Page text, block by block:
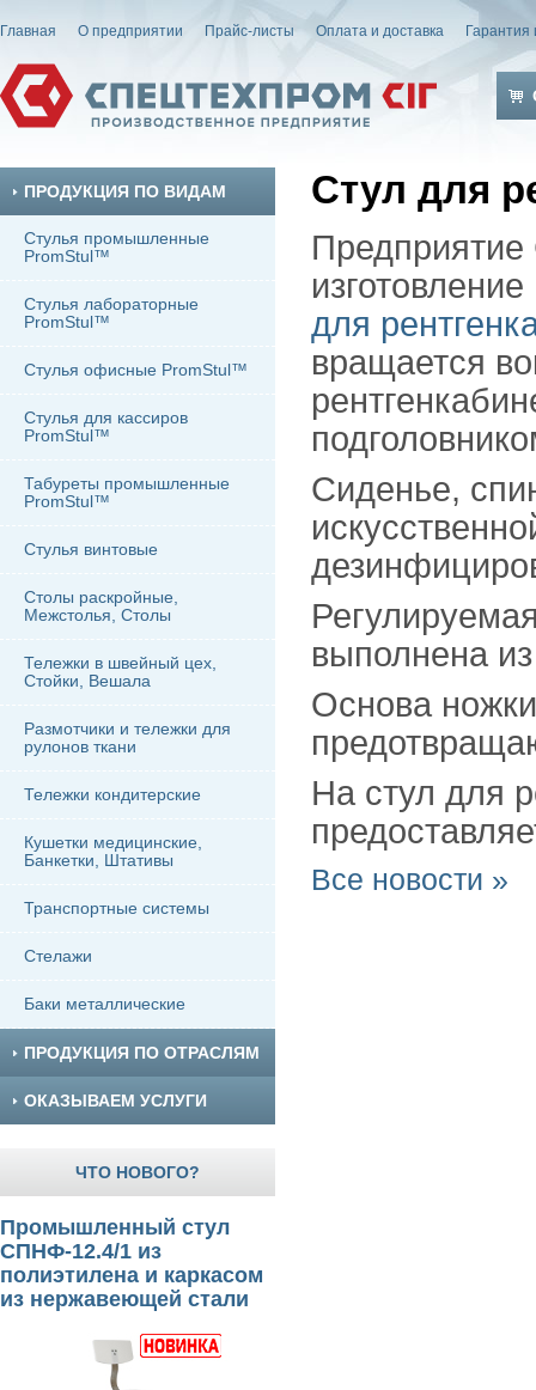
Главная О предприятии Прайс-листы Оплата и доставка Гарантия
ПРОДУКЦИЯ ПО ВИДАМ
Стулья промышленные
PromStul™
Стулья лабораторные
PromStul™
Стулья офисные PromStul™
Стулья для кассиров
PromStul™
Табуреты промышленные
PromStul™
Стулья винтовые
Столы раскройные,
Межстолья, Столы
Тележки в швейный цех,
Стойки, Вешала
Размотчики и тележки для
рулонов ткани
Тележки кондитерские
Кушетки медицинские,
Банкетки, Штативы
Транспортные системы
Стелажи
Баки металлические
ПРОДУКЦИЯ ПО ОТРАСЛЯМ
ОКАЗЫВАЕМ УСЛУГИ
ЧТО НОВОГО?
Промышленный стул
СПНФ-12.4/1 из
полиэтилена и каркасом
из нержавеющей стали
Стул для
для
вращается
Сиденье,
выполнена
Основа
На стул для
Все новости »